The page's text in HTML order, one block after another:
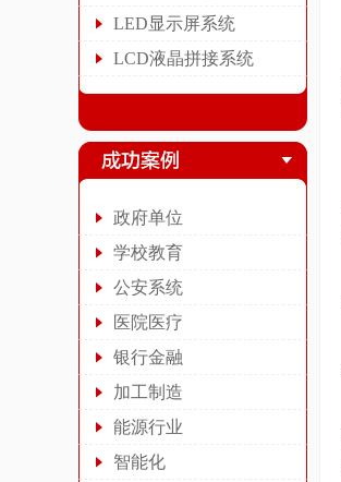
LED显示屏系统
LCD液晶拼接系统
政府单位
学校教育
公安系统
医院医疗
银行金融
加工制造
能源行业
智能化